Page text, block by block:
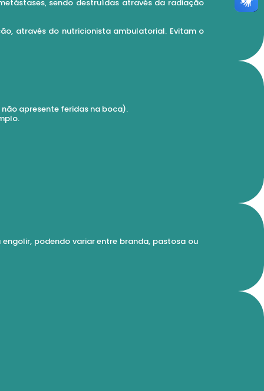
sendo destruídas através da radiação
através do nutricionista ambulatorial. Evitam o
apresente feridas na boca).
podendo variar entre branda, pastosa ou